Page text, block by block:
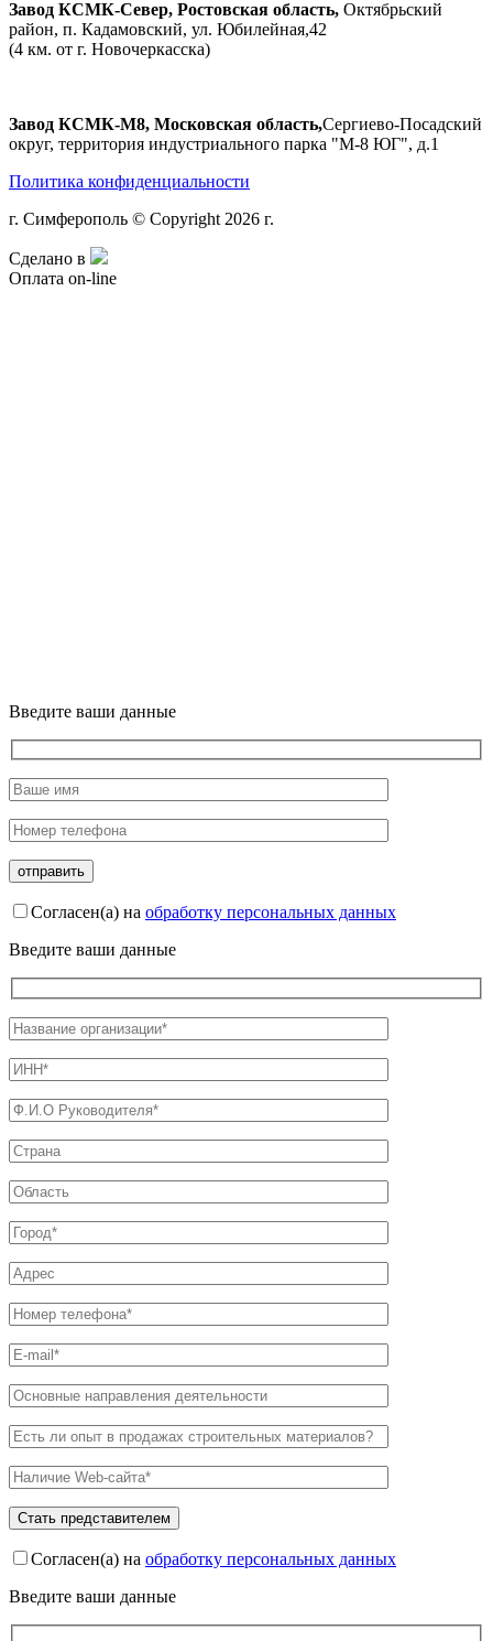
Завод КСМК-Север, Ростовская область, Октябрьский
район, п. Кадамовский, ул. Юбилейная,42
(4 км. от г. Новочеркасска)
Завод КСМК-М8, Московская область,Сергиево-Посадский
округ, территория индустриального парка "М-8 ЮГ", д.1
Политика конфиденциальности
г. Симферополь © Copyright 2026 г.
Сделано в
Оплата on-line
Введите ваши данные
Согласен(а) на обработку персональных данных
Введите ваши данные
Согласен(а) на обработку персональных данных
Введите ваши данные